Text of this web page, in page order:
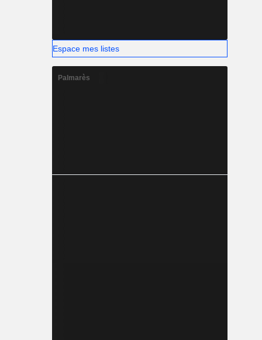
Espace mes listes
Palmarès